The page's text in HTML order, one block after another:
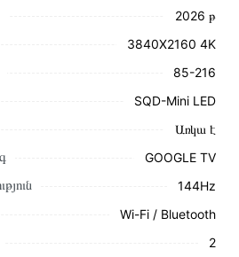
սեղմեք
«Ավելացնել
զանգահարելով կայքում նշված
Հեռուստացույց TCL 85C7L
վավեր են և իրական են
կմշակեն պատվերը և
պատվեր տեղադրելը,
2026 թ
3840X2160 4K
85-216
SQD-Mini LED
Առկա է
GOOGLE TV
144Hz
Wi-Fi / Bluetooth
2